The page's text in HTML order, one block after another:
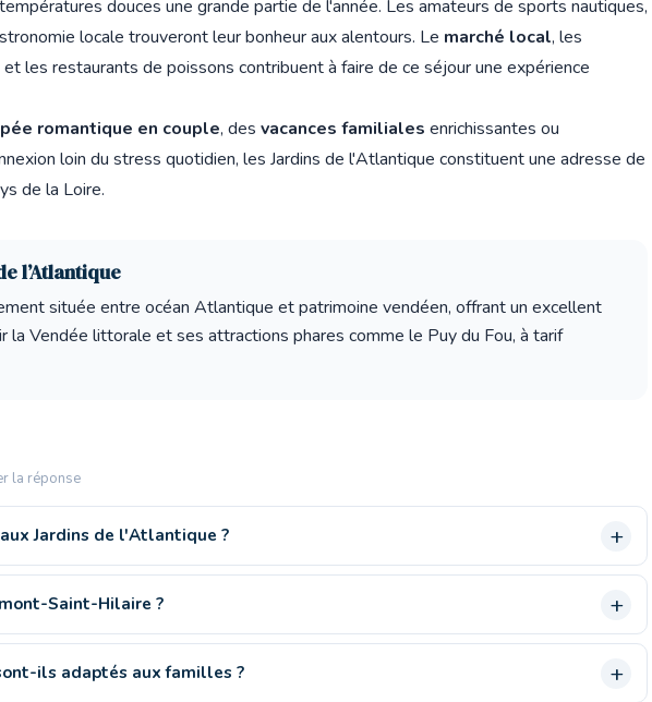
douces une grande partie de l'année. Les amateurs de sports nautiques,
locale trouveront leur bonheur aux alentours. Le marché local, les
les restaurants de poissons contribuent à faire de ce séjour une expérience
romantique en couple, des vacances familiales enrichissantes ou
loin du stress quotidien, les Jardins de l'Atlantique constituent une adresse de
de la Loire.
l’Atlantique
située entre océan Atlantique et patrimoine vendéen, offrant un excellent
la Vendée littorale et ses attractions phares comme le Puy du Fou, à tarif
la réponse
Jardins de l'Atlantique ?
Saint-Hilaire ?
ils adaptés aux familles ?